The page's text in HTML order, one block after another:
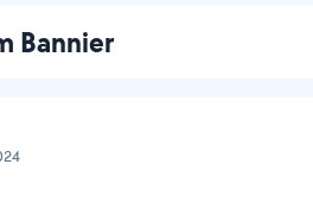
Bannier